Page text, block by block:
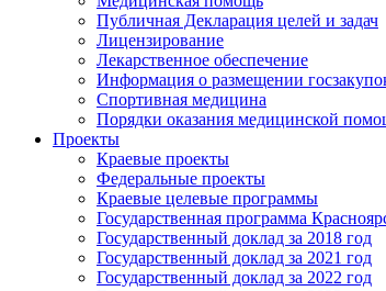
Публичная Декларация целей и задач
Лицензирование
Лекарственное обеспечение
Информация о размещении
Спортивная медицина
Порядки оказания медицинской
Проекты
Краевые проекты
Федеральные проекты
Краевые целевые программы
Государственная программа
Государственный доклад за 2018 год
Государственный доклад за 2021 год
Государственный доклад за 2022 год